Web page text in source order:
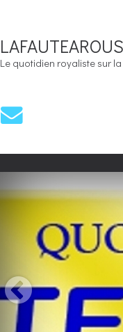
Le quotidien royaliste sur la